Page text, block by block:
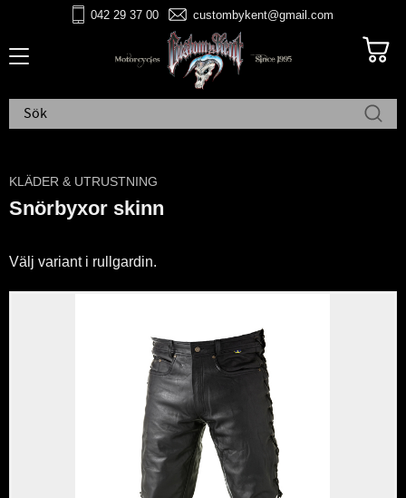
042 29 37 00 custombykent@gmail.com
KLÄDER & UTRUSTNING
Snörbyxor skinn
Välj variant i rullgardin.